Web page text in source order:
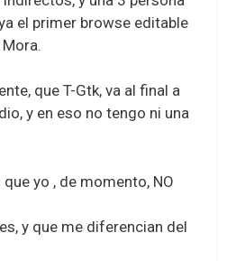
el primer browse editable
que T-Gtk, va al final a
y en eso no tengo ni una
que yo , de momento, NO
y que me diferencian del